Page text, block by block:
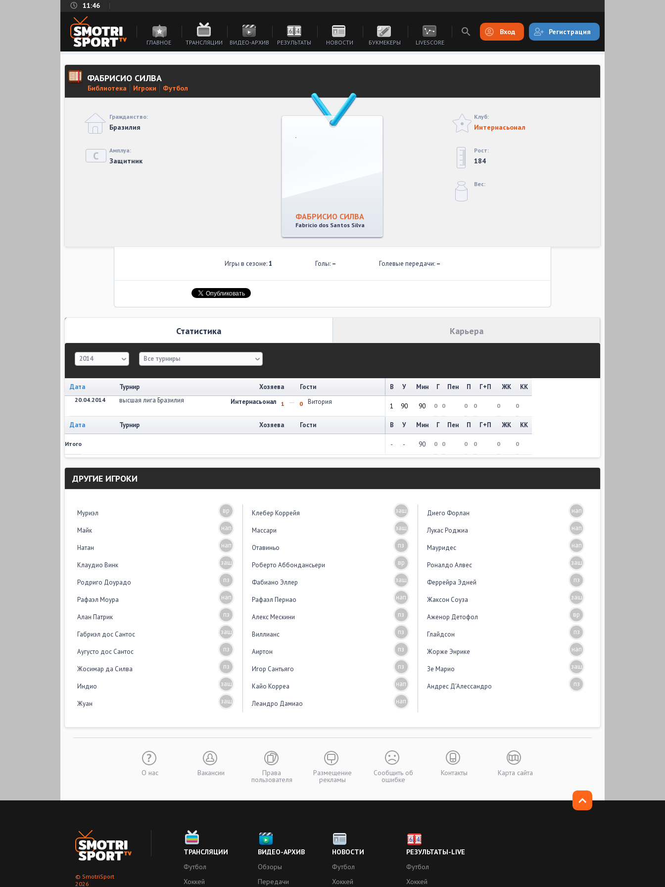
11:46
ГЛАВНОЕ ТРАНСЛЯЦИИ ВИДЕО-АРХИВ РЕЗУЛЬТАТЫ НОВОСТИ БУКМЕКЕРЫ LIVESCORE
Вход Регистрация
ФАБРИСИО СИЛВА
Библиотека Игроки Футбол
Гражданство:
Бразилия
Амплуа:
Защитник
ФАБРИСИО СИЛВА
Fabricio dos Santos Silva
Клуб:
Интернасьонал
Рост:
184
Вес:
Игры в сезоне:1 Голы: – Голевые передачи: –
Статистика Карьера
2014 Все турниры
Дата Турнир Хозяева Гости В У Мин Г Пен П Г+П ЖК КК
20.04.2014 высшая лига Бразилия Интернасьонал 1 0 Витория
1 90 90 0 0 0 0 0 0
Дата Турнир Хозяева Гости В У Мин Г Пен П Г+П ЖК КК
Итого - - 90 0 0 0 0 0 0
ДРУГИЕ ИГРОКИ
Муриэл вр Клебер Коррейя защ Диего Форлан нап
Майк нап Массари защ Лукас Роджиа нап
Натан нап Отавиньо пз Мауридес нап
Клаудио Винк защ Роберто Аббондансьери вр Роналдо Алвес защ
Родриго Доурадо пз Фабиано Эллер защ Феррейра Эдней пз
Рафаэл Моура нап Рафаэл Пернао нап Жаксон Соуза защ
Алан Патрик пз Алекс Мескини пз Аженор Детофол вр
Габриэл дос Сантос защ Виллианс пз Глайдсон пз
Аугусто дос Сантос пз Аиртон пз Жорже Энрике нап
Жосимар да Силва пз Игор Сантьяго пз Зе Марио защ
Индио защ Кайо Корреа нап Андрес Д′Алессандро пз
Жуан защ Леандро Дамиао нап
О нас Вакансии Права
пользователя
Размещение
рекламы
Сообщить об
ошибке
Контакты Карта сайта
© SmotriSport
2026
ТРАНСЛЯЦИИ
Футбол
Хоккей
ВИДЕО-АРХИВ
Обзоры
Передачи
НОВОСТИ
Футбол
Хоккей
РЕЗУЛЬТАТЫ-LIVE
Футбол
Хоккей